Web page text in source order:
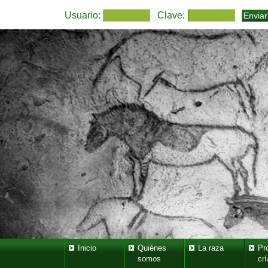
Usuario: Clave:
Inicio
Quiénes
somos
La raza